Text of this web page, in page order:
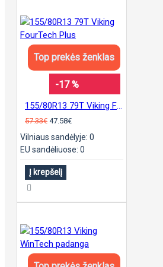
Top prekės ženklas
-17 %
57.33€ 47.58€
Vilniaus sandėlyje: 0
EU sandėliuose: 0
Į krepšelį